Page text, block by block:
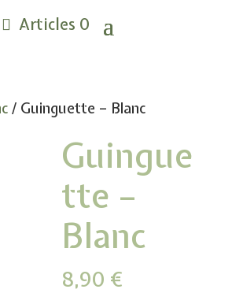
Articles 0
/ Guinguette – Blanc
Guingue
tte –
Blanc
8,90€